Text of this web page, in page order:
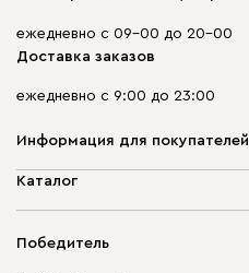
ежедневно с 09-00 до 20-00
Доставка заказов
ежедневно с 9:00 до 23:00
Информация для покупателей
О компании
Гарантия
Каталог
Корпусная мебель
Победитель